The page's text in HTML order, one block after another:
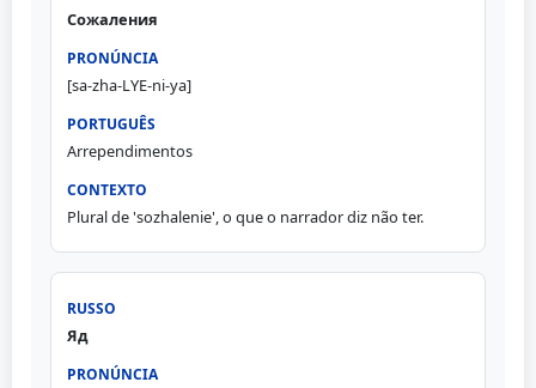
Сожаления
[sa-zha-LYE-ni-ya]
Arrependimentos
Plural de 'sozhalenie', o que o narrador diz não ter.
Яд